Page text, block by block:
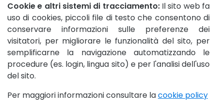
Cookie e altri sistemi di tracciamento: Il sito web fa
uso di cookies, piccoli file di testo che consentono di
conservare informazioni sulle preferenze dei
visitatori, per migliorare le funzionalità del sito, per
semplificarne la navigazione automatizzando le
procedure (es. login, lingua sito) e per l'analisi dell'uso
del sito.
Per maggiori informazioni consultare lacookie policy